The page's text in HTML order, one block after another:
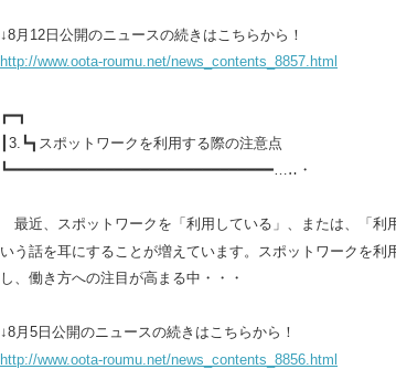
↓8 月 12日公開のニュースの続きはこちらから！
http://www.oota-roumu.net/news_contents_8857.html
┏━┓
3. ┗┓ スポットワークを利用する際の注意点
┗━━━━━━━━━━━━━━━━━━━━━━━━━━━━━━…‥・
最近、スポットワークを「利用している」、または、「利
いう話を耳にすることが増えています。スポットワークを利
し、働き方への注目が高まる中・・・
↓8月 5 日公開のニュースの続きはこちらから！
http://www.oota-roumu.net/news_contents_8856.html